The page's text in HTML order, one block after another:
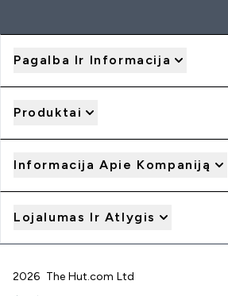
Pagalba Ir Informacija
Produktai
Informacija Apie Kompaniją
Lojalumas Ir Atlygis
2026 The Hut.com Ltd